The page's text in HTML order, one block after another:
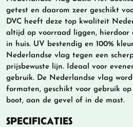
getest en daarom zeer geschikt
DVC heeft deze top kwaliteit
altijd op voorraad liggen, hierdoor
in huis. UV bestendig en 100%
Nederlandse vlag tegen een
prijsbewuste lijn. Ideaal voor
gebruik. De Nederlandse vlag
formaten, geschikt voor gebruik
boot, aan de gevel of in de mast.
SPECIFICATIES